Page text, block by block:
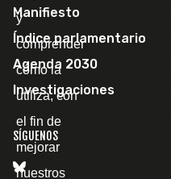
Manifiesto
Índice parlamentario
Agenda 2030
Investigaciones
SÍGUENOS
y
comprender
cómo la
utiliza, con
el fin de
mejorar
nuestros